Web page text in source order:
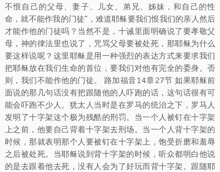
不恨自己的父母、妻子、儿女、弟兄、姊妹，和自己的性
命，就不能作我的门徒”，难道耶稣要我们恨我们的亲人然后
才能作他的门徒吗？当然不是，十诫里面明确说了要孝敬父
母，神的律法里也说了，咒骂父母要被处死，那耶稣为什么
要这样说呢？这里耶稣是用一种强烈的表达方式来要求我们
把耶稣放在我们生命的首位，要我们对他有完全的委身。否
则，我们不能作他的门徒。 路加福音14章27节 如果耶稣前
面说的那几句话没有把跟随他的人吓跑的话，这句话很有可
能会吓跑不少人。犹太人当时是在罗马的统治之下，罗马人
发明了十字架这个极为残酷的刑罚。当一个人被钉在十字架
上之前，他要自己背着十字架去刑场。当一个人背十字架的
时候，那就表明那个人要被钉在十字架上，饱受折磨和羞辱
之后被处死。当耶稣说到背十字架的时候，听众都明白他说
的是去跟着他去死，没有人会为了好玩而背十字架。跟随耶